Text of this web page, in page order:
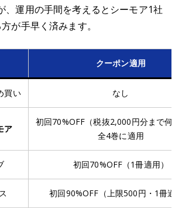
、運用の手間を考えるとシーモア1社
が手早く済みます。
クーポン適用
買い なし
ア
初回70%OFF（税抜2,000円分まで何
全4巻に適用
初回70%OFF（1冊適用）
初回90%OFF（上限500円・1冊適